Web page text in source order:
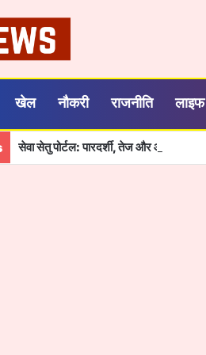
खेल नौकरी राजनीति
सेवा सेतु पोर्टल: पारदर्शी, तेज और आसान हुई